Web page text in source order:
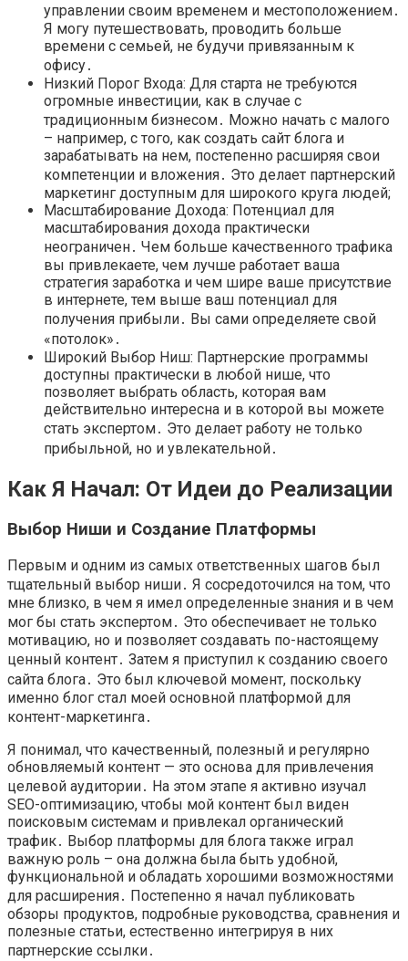
управлении своим временем и местоположением․
Я могу путешествовать, проводить больше
времени с семьей, не будучи привязанным к
офису․
Низкий Порог Входа: Для старта не требуются
огромные инвестиции, как в случае с
традиционным бизнесом․ Можно начать с малого
– например, с того, как создать сайт блога и
зарабатывать на нем, постепенно расширяя свои
компетенции и вложения․ Это делает партнерский
маркетинг доступным для широкого круга людей;
Масштабирование Дохода: Потенциал для
масштабирования дохода практически
неограничен․ Чем больше качественного трафика
вы привлекаете, чем лучше работает ваша
стратегия заработка и чем шире ваше присутствие
в интернете, тем выше ваш потенциал для
получения прибыли․ Вы сами определяете свой
«потолок»․
Широкий Выбор Ниш: Партнерские программы
доступны практически в любой нише, что
позволяет выбрать область, которая вам
действительно интересна и в которой вы можете
стать экспертом․ Это делает работу не только
прибыльной, но и увлекательной․
Как Я Начал: От Идеи до Реализации
Выбор Ниши и Создание Платформы
Первым и одним из самых ответственных шагов был
тщательный выбор ниши․ Я сосредоточился на том, что
мне близко, в чем я имел определенные знания и в чем
мог бы стать экспертом․ Это обеспечивает не только
мотивацию, но и позволяет создавать по-настоящему
ценный контент․ Затем я приступил к созданию своего
сайта блога․ Это был ключевой момент, поскольку
именно блог стал моей основной платформой для
контент-маркетинга․
Я понимал, что качественный, полезный и регулярно
обновляемый контент — это основа для привлечения
целевой аудитории․ На этом этапе я активно изучал
SEO-оптимизацию, чтобы мой контент был виден
поисковым системам и привлекал органический
трафик․ Выбор платформы для блога также играл
важную роль – она должна была быть удобной,
функциональной и обладать хорошими возможностями
для расширения․ Постепенно я начал публиковать
обзоры продуктов, подробные руководства, сравнения и
полезные статьи, естественно интегрируя в них
партнерские ссылки․